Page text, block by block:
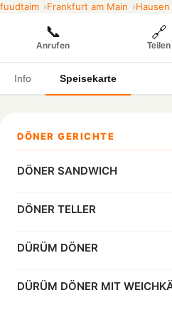
fuudtaim Frankfurt am Main Hausen
📞
Anrufen
🔗
Teilen
Info Speisekarte
DÖNER GERICHTE
DÖNER SANDWICH
DÖNER TELLER
DÜRÜM DÖNER
DÜRÜM DÖNER MIT